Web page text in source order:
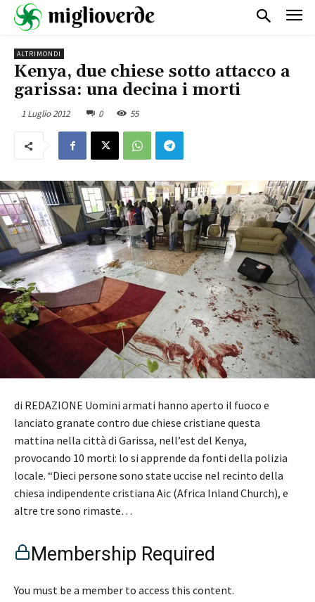
ALTRIMONDI
Kenya, due chiese sotto attacco a
garissa: una decina i morti
1 Luglio 2012 0 55
di REDAZIONE Uomini armati hanno aperto il fuoco e
lanciato granate contro due chiese cristiane questa
mattina nella città di Garissa, nell’est del Kenya,
provocando 10 morti: lo si apprende da fonti della polizia
locale. “Dieci persone sono state uccise nel recinto della
chiesa indipendente cristiana Aic (Africa Inland Church), e
altre tre sono rimaste…
Membership Required
You must be a member to access this content.